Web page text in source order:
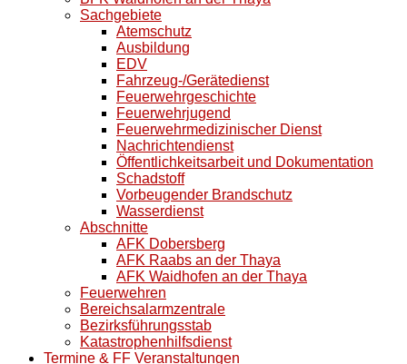
Sachgebiete
Atemschutz
Ausbildung
EDV
Fahrzeug-/Gerätedienst
Feuerwehrgeschichte
Feuerwehrjugend
Feuerwehrmedizinischer Dienst
Nachrichtendienst
Öffentlichkeitsarbeit und Dokumentation
Schadstoff
Vorbeugender Brandschutz
Wasserdienst
Abschnitte
AFK Dobersberg
AFK Raabs an der Thaya
AFK Waidhofen an der Thaya
Feuerwehren
Bereichsalarmzentrale
Bezirksführungsstab
Katastrophenhilfsdienst
Termine & FF Veranstaltungen